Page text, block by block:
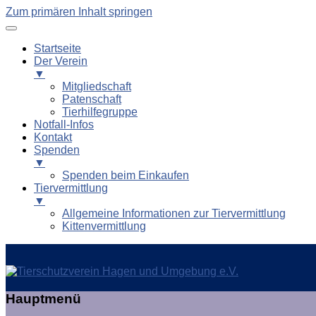
Zum primären Inhalt springen
Startseite
Der Verein
▼
Mitgliedschaft
Patenschaft
Tierhilfegruppe
Notfall-Infos
Kontakt
Spenden
▼
Spenden beim Einkaufen
Tiervermittlung
▼
Allgemeine Informationen zur Tiervermittlung
Kittenvermittlung
Tierschutzverein Hagen und
Hauptmenü